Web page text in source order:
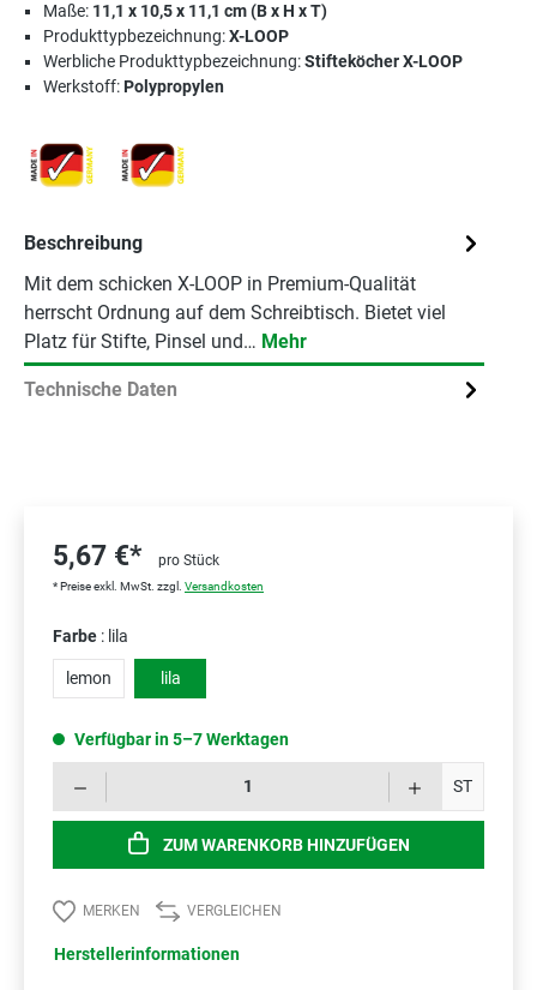
Maße: 11,1 x 10,5 x 11,1 cm (B x H x T)
Produkttypbezeichnung:X-LOOP
Werbliche Produkttypbezeichnung:Stifteköcher X-LOOP
Werkstoff:Polypropylen
Beschreibung
Mit dem schicken X-LOOP in Premium-Qualität
herrscht Ordnung auf dem Schreibtisch. Bietet viel
Platz für Stifte, Pinsel und… Mehr
Technische Daten
5,67 €* pro Stück
* Preise exkl. MwSt. zzgl. Versandkosten
Farbe : lila
lemon lila
Verfügbar in 5–7 Werktagen
ST
ZUM WARENKORB HINZUFÜGEN
MERKEN VERGLEICHEN
Herstellerinformationen